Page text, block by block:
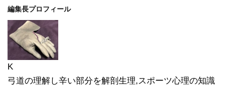
編集長プロフィール
K
弓道の理解し辛い部分を解剖生理,スポーツ心理の知識